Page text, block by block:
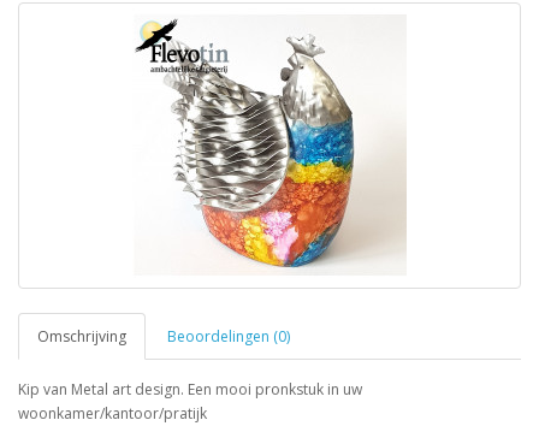
Omschrijving Beoordelingen (0)
Kip van Metal art design. Een mooi pronkstuk in uw
woonkamer/kantoor/pratijk